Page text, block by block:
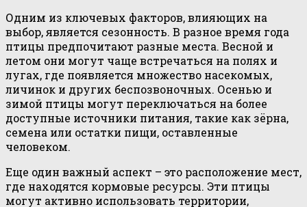
Одним из ключевых факторов, влияющих на
выбор, является сезонность. В разное время года
птицы предпочитают разные места. Весной и
летом они могут чаще встречаться на полях и
лугах, где появляется множество насекомых,
личинок и других беспозвоночных. Осенью и
зимой птицы могут переключаться на более
доступные источники питания, такие как зёрна,
семена или остатки пищи, оставленные
человеком.
Еще один важный аспект – это расположение мест,
где находятся кормовые ресурсы. Эти птицы
могут активно использовать территории,